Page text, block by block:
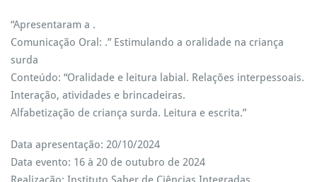
“Apresentaram a .
Comunicação Oral: .” Estimulando a oralidade na criança
surda
Conteúdo: “Oralidade e leitura labial. Relações interpessoais.
Interação, atividades e brincadeiras.
Alfabetização de criança surda. Leitura e escrita.”
Data apresentação: 20/10/2024
Data evento: 16 à 20 de outubro de 2024